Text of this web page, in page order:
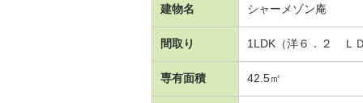
建物名 シャーメゾン庵
間取り 1LDK（洋６．２ Ｌ
専有面積 42.5㎡